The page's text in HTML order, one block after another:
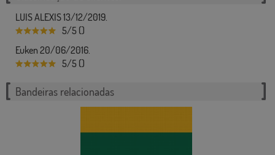
LUIS ALEXIS 13/12/2019.
5/5 ()
Euken 20/06/2016.
5/5 ()
Bandeiras relacionadas